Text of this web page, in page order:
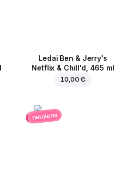
Ledai Ben & Jerry's
Netflix & Chill'd, 465 ml
10,00 €
naujiena